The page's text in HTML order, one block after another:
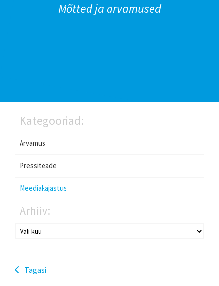
Mõtted ja arvamused
Kategooriad:
Arvamus
Pressiteade
Meediakajastus
Arhiiv:
Tagasi